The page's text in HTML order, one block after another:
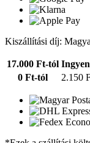
Kiszállítási díj:
17.000 Ft-tól
0 Ft-tól
2.150